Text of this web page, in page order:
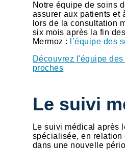
Notre équipe de soins
assurer aux patients et
lors de la consultation
six mois après la fin
Mermoz :
l’équipe des
Découvrez l'équipe
proches
Le suivi
Le suivi médical après
spécialisée, en relation
dans une nouvelle